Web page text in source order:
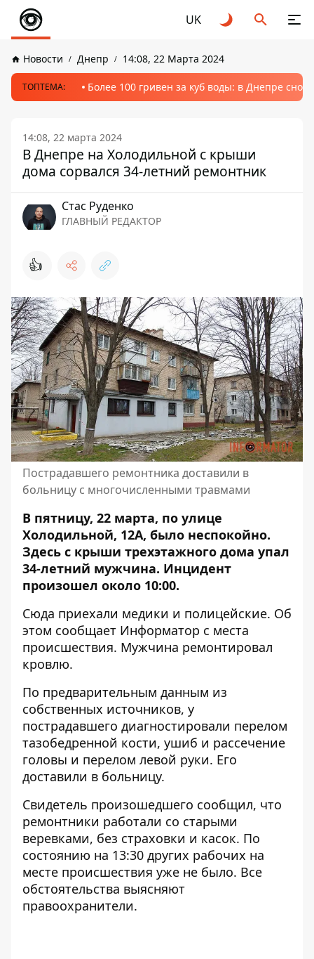
UK
Новости Днепр 14:08, 22 Марта 2024
ТОПТЕМА: Более 100 гривен за куб воды: в Днепре
14:08, 22 марта 2024
В Днепре на Холодильной с крыши
дома сорвался 34-летний ремонтник
Стаc Руденко
ГЛАВНЫЙ РЕДАКТОР
👍
Пострадавшего ремонтника доставили в
больницу с многочисленными травмами
В пятницу, 22 марта, по улице
Холодильной, 12А, было неспокойно.
Здесь с крыши трехэтажного дома упал
34-летний мужчина. Инцидент
произошел около 10:00.
Сюда приехали медики и полицейские. Об
этом сообщает Информатор с места
происшествия. Мужчина ремонтировал
кровлю.
По предварительным данным из
собственных источников, у
пострадавшего диагностировали перелом
тазобедренной кости, ушиб и рассечение
головы и перелом левой руки. Его
доставили в больницу.
Свидетель произошедшего сообщил, что
ремонтники работали со старыми
веревками, без страховки и касок. По
состоянию на 13:30 других рабочих на
месте происшествия уже не было. Все
обстоятельства выясняют
правоохранители.